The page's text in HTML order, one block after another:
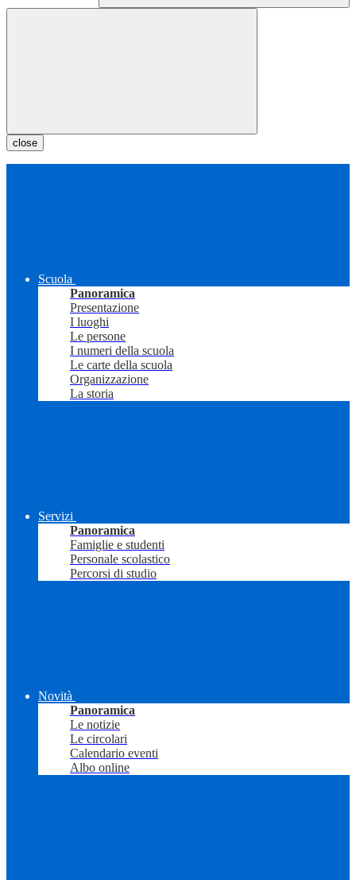
close
Scuola
Panoramica
Presentazione
I luoghi
Le persone
I numeri della scuola
Le carte della scuola
Organizzazione
La storia
Servizi
Panoramica
Famiglie e studenti
Personale scolastico
Percorsi di studio
Novità
Panoramica
Le notizie
Le circolari
Calendario eventi
Albo online